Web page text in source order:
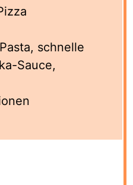
schnelle
Sauce,